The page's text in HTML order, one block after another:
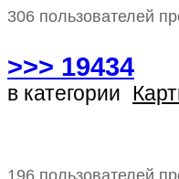
306 пользователей
>>> 19434
в категории